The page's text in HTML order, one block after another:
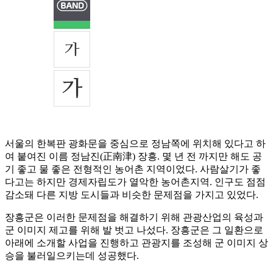
서울의 한복판 광화문을 중심으로 정남쪽에 위치해 있다고 하
여 붙여진 이름 정남진(正南津) 장흥. 몇 년 전 까지만 해도 공
기 좋고 물 좋은 전형적인 농어촌 지역이었다. 사람살기가 좋
다고는 하지만 경제자립도가 열악한 농어촌지역. 인구도 점점
감소돼 다른 지방 도시들과 비슷한 문제점을 가지고 있었다.
장흥군은 이러한 문제점을 해결하기 위해 관광산업의 육성과
군 이미지 제고를 위해 발 벗고 나섰다. 장흥군은 그 일환으로
아래에 소개할 사업을 진행하고 관광지를 조성해 군 이미지 상
승을 불러일으키는데 성공했다.